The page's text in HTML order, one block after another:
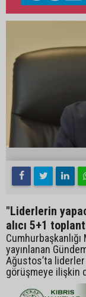
"Liderlerin
alıcı 5+1
Cumhurbaşkanlığı
yayınlanan
Ağustos’ta
görüşmeye ilişkin